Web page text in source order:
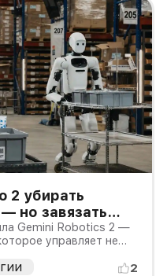
2 убирать
но завязать
44% попыток
Gemini Robotics 2 —
управляет не
2 ходит, приседает,2